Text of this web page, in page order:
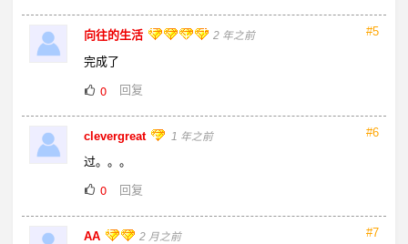
#5
向往的生活 2 年之前
完成了
0
回复
#6
clevergreat 1 年之前
过。。。
0
回复
#7
AA 2 月之前